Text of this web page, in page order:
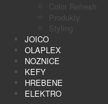
Color Refresh
Produkty
Styling
JOICO
OLAPLEX
NOZNICE
KEFY
HREBENE
ELEKTRO